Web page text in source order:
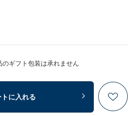
のギフト包装は承れません
トに入れる